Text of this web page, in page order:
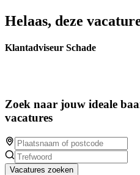
Helaas, deze
Klantadviseur Schade
Zoek naar jouw ideale
vacatures
Vacatures zoeken